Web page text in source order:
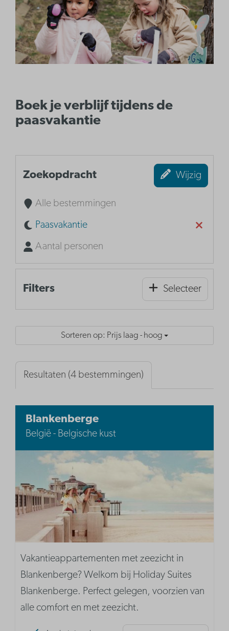
Boek je verblijf tijdens de
paasvakantie
Zoekopdracht Wijzig
Alle bestemmingen
Paasvakantie
Aantal personen
Filters Selecteer
Sorteren op: Prijs laag - hoog
Resultaten (4 bestemmingen)
Blankenberge
België - Belgische kust
Vakantieappartementen met zeezicht in
Blankenberge? Welkom bij Holiday Suites
Blankenberge. Perfect gelegen, voorzien van
alle comfort en met zeezicht.